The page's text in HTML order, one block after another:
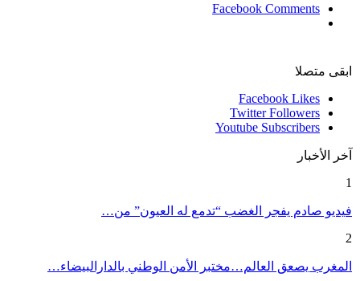
Facebook Comments
ابقى متصلا
Facebook Likes
Twitter Followers
Youtube Subscribers
آخر الأخبار
1
فيديو صادم يفجر الغضب “تدمع له العيون” من…
2
المغرب يصعق العالم…مختبر الأمن الوطني بالدارالبيضاء…